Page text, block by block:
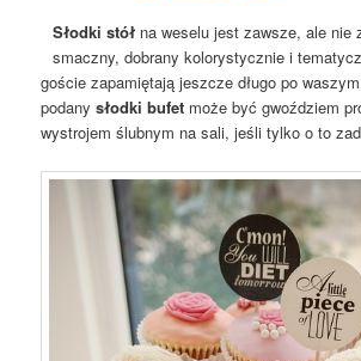
Słodki stół na weselu jest zawsze, ale nie
smaczny, dobrany kolorystycznie i
goście zapamiętają jeszcze długo po
podanysłodki bufet może być gwoździem
wystrojem ślubnym na sali, jeśli tylko o to